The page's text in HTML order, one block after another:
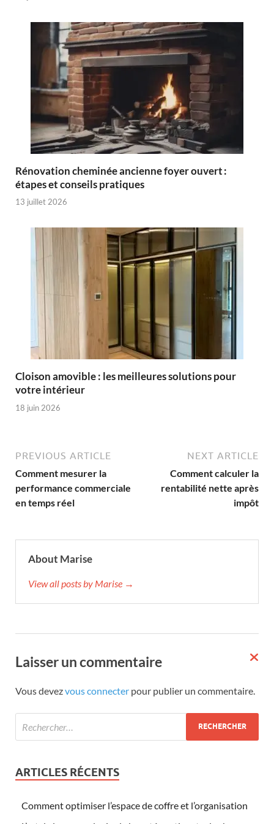
Rénovation cheminée ancienne foyer ouvert :
étapes et conseils pratiques
13 juillet 2026
Cloison amovible : les meilleures solutions pour
votre intérieur
18 juin 2026
PREVIOUS ARTICLE
Comment mesurer la
performance commerciale
en temps réel
NEXT ARTICLE
Comment calculer la
rentabilité nette après
impôt
About Marise
View all posts by Marise →
Laisser un commentaire
Vous devezvous connecter pour publier un commentaire.
ARTICLES RÉCENTS
Comment optimiser l’espace de coffre et l’organisation